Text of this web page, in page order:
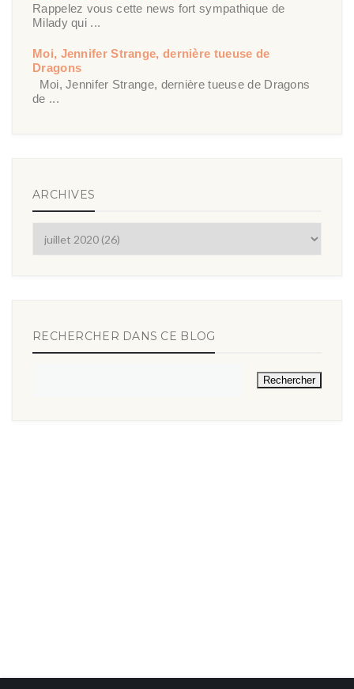
Rappelez vous cette news fort sympathique de
Milady qui ...
Moi, Jennifer Strange, dernière tueuse de
Dragons
Moi, Jennifer Strange, dernière tueuse de Dragons
de ...
ARCHIVES
RECHERCHER DANS CE BLOG